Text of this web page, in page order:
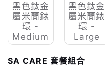
黑色鈦金
屬米蘭錶
環 -
Medium
黑色鈦金
屬米蘭錶
環 -
Large
SA CARE 套餐組合